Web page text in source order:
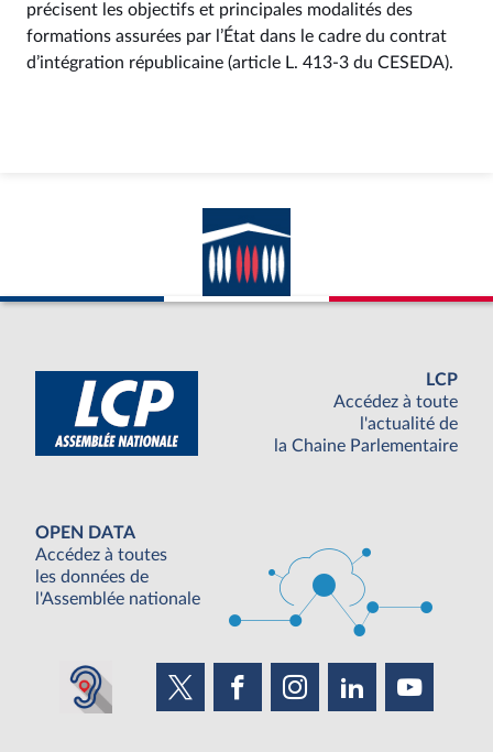
précisent les objectifs et principales modalités des
formations assurées par l’État dans le cadre du contrat
d’intégration républicaine (article L. 413-3 du CESEDA).
LCP
Accédez à toute
l'actualité de
la Chaine Parlementaire
OPEN DATA
Accédez à toutes
les données de
l'Assemblée nationale